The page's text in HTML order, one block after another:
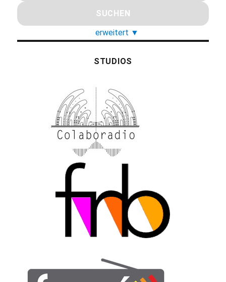
erweitert ▼
STUDIOS